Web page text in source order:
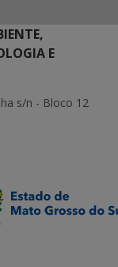
E
s/n - Bloco 12